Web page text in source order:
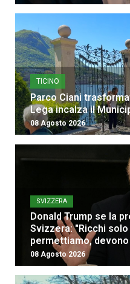
TICINO
Parco Ciani
Lega incalza il
08 Agosto 2026
SVIZZERA
Donald Trump se la
Svizzera: "Ricchi
permettiamo,
08 Agosto 2026